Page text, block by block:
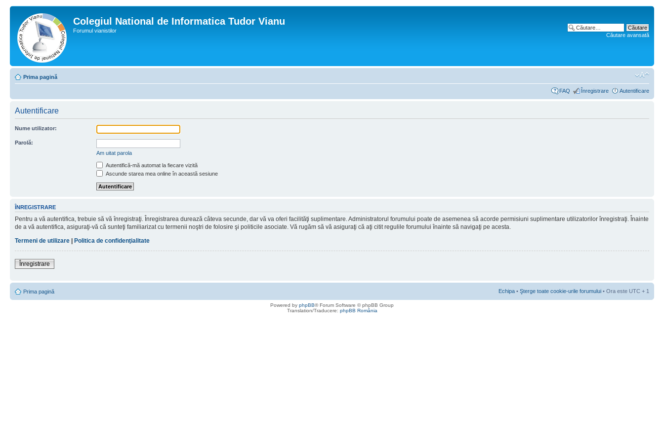
Colegiul National de Informatica Tudor Vianu
Forumul vianistilor
Căutare avansată
Prima pagină
FAQ Înregistrare Autentificare
Autentificare
Nume utilizator:
Parolă:
Am uitat parola
Autentifică-mă automat la fiecare vizită
Ascunde starea mea online în această sesiune
ÎNREGISTRARE
Pentru a vă autentifica, trebuie să vă înregistraţi. Înregistrarea durează câteva secunde, dar vă va oferi facilităţi suplimentare. Administratorul forumului poate de asemenea să acorde permisiuni suplimentare utilizatorilor înregistraţi. Înainte
de a vă autentifica, asiguraţi-vă că sunteţi familiarizat cu termenii noştri de folosire şi politicile asociate. Vă rugăm să vă asiguraţi că aţi citit regulile forumului înainte să navigaţi pe acesta.
Termeni de utilizare | Politica de confidenţialitate
Înregistrare
Prima pagină Echipa • Şterge toate cookie-urile forumului • Ora este UTC + 1
Powered by phpBB® Forum Software © phpBB Group
Translation/Traducere: phpBB România